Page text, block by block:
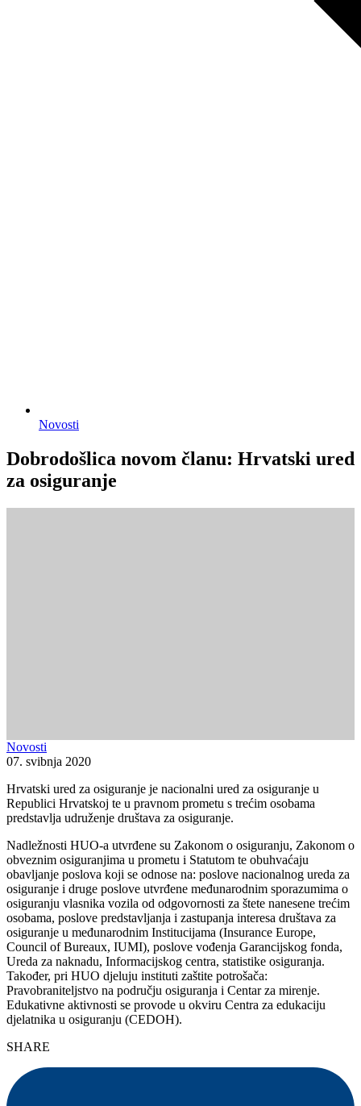
Novosti
Dobrodošlica novom članu: Hrvatski ured
za osiguranje
Novosti
07. svibnja 2020
Hrvatski ured za osiguranje je nacionalni ured za osiguranje u
Republici Hrvatskoj te u pravnom prometu s trećim osobama
predstavlja udruženje društava za osiguranje.
Nadležnosti HUO-a utvrđene su Zakonom o osiguranju, Zakonom o
obveznim osiguranjima u prometu i Statutom te obuhvaćaju
obavljanje poslova koji se odnose na: poslove nacionalnog ureda za
osiguranje i druge poslove utvrđene međunarodnim sporazumima o
osiguranju vlasnika vozila od odgovornosti za štete nanesene trećim
osobama, poslove predstavljanja i zastupanja interesa društava za
osiguranje u međunarodnim Institucijama (Insurance Europe,
Council of Bureaux, IUMI), poslove vođenja Garancijskog fonda,
Ureda za naknadu, Informacijskog centra, statistike osiguranja.
Također, pri HUO djeluju instituti zaštite potrošača:
Pravobraniteljstvo na području osiguranja i Centar za mirenje.
Edukativne aktivnosti se provode u okviru Centra za edukaciju
djelatnika u osiguranju (CEDOH).
SHARE